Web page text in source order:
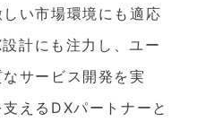
い市場環境にも適応
計にも注力し、ユー
サービス開発を実
えるDXパートナーと